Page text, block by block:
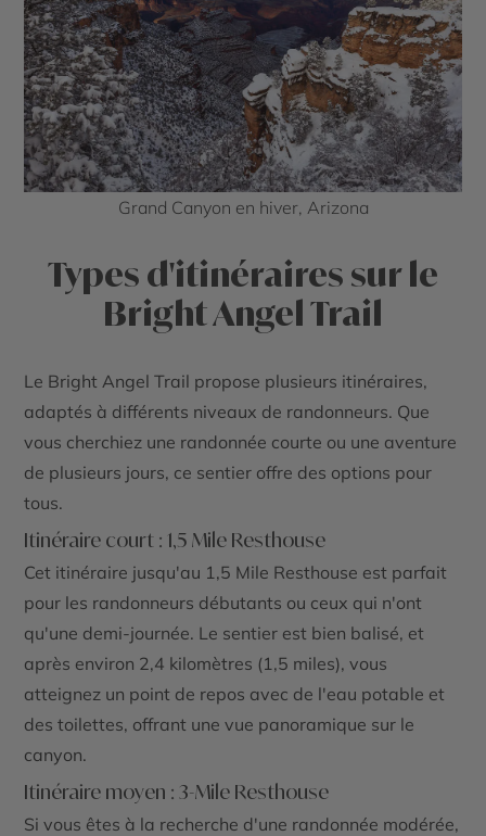
Grand Canyon en hiver, Arizona
Types d'itinéraires sur le
Bright Angel Trail
Le Bright Angel Trail propose plusieurs itinéraires,
adaptés à différents niveaux de randonneurs. Que
vous cherchiez une randonnée courte ou une aventure
de plusieurs jours, ce sentier offre des options pour
tous.
Itinéraire court : 1,5 Mile Resthouse
Cet itinéraire jusqu'au 1,5 Mile Resthouse est parfait
pour les randonneurs débutants ou ceux qui n'ont
qu'une demi-journée. Le sentier est bien balisé, et
après environ 2,4 kilomètres (1,5 miles), vous
atteignez un point de repos avec de l'eau potable et
des toilettes, offrant une vue panoramique sur le
canyon.
Itinéraire moyen : 3-Mile Resthouse
Si vous êtes à la recherche d'une randonnée modérée,